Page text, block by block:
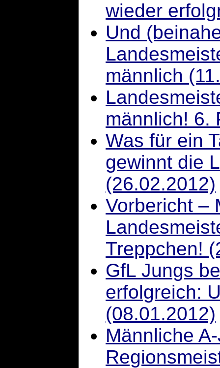
wieder
Und
männlich
männlich! 6.
Was für ein
gewinnt die
(26.02.2012)
Vorbericht –
Treppchen!
GfL Jungs
erfolgreich:
(08.01.2012)
Männliche